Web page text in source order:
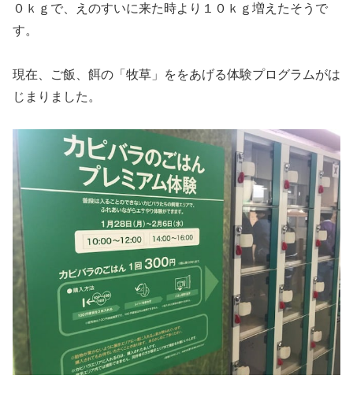
０ｋｇで、えのすいに来た時より１０ｋｇ増えたそうで
す。
現在、ご飯、餌の「牧草」ををあげる体験プログラムがは
じまりました。